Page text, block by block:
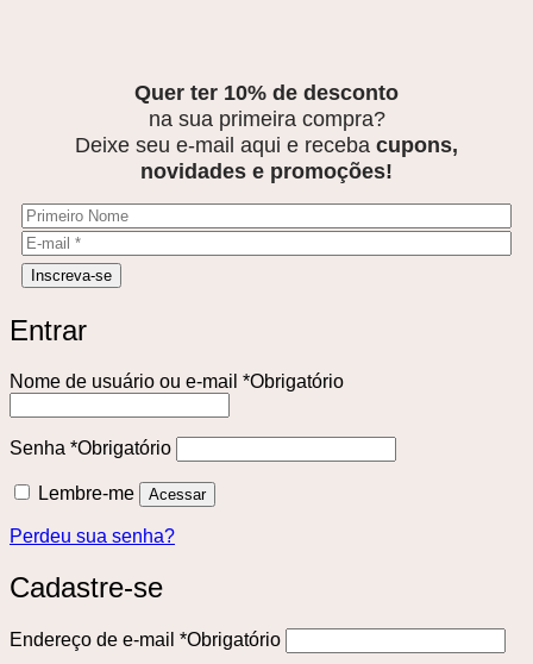
Quer ter 10% de desconto
na sua primeira compra?
Deixe seu e-mail aqui e receba cupons,
novidades e promoções!
Entrar
Nome de usuário ou e-mail *Obrigatório
Senha *Obrigatório
Lembre-me Acessar
Perdeu sua senha?
Cadastre-se
Endereço de e-mail *Obrigatório